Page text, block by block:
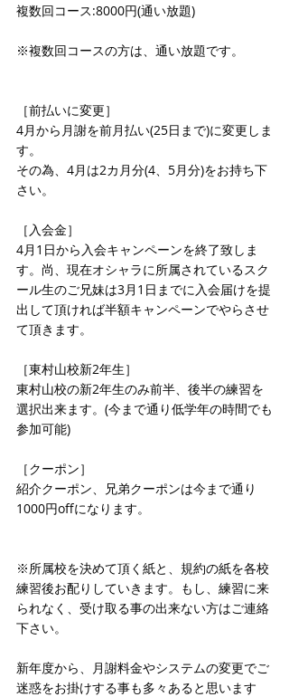
複数回コース:8000円(通い放題)
※複数回コースの方は、通い放題です。
［前払いに変更］
4月から月謝を前月払い(25日まで)に変更しま
す。
その為、4月は2カ月分(4、5月分)をお持ち下
さい。
［入会金］
4月1日から入会キャンペーンを終了致しま
す。尚、現在オシャラに所属されているスク
ール生のご兄妹は3月1日までに入会届けを提
出して頂ければ半額キャンペーンでやらさせ
て頂きます。
［東村山校新2年生］
東村山校の新2年生のみ前半、後半の練習を
選択出来ます。(今まで通り低学年の時間でも
参加可能)
［クーポン］
紹介クーポン、兄弟クーポンは今まで通り
1000円offになります。
※所属校を決めて頂く紙と、規約の紙を各校
練習後お配りしていきます。もし、練習に来
られなく、受け取る事の出来ない方はご連絡
下さい。
新年度から、月謝料金やシステムの変更でご
迷惑をお掛けする事も多々あると思います